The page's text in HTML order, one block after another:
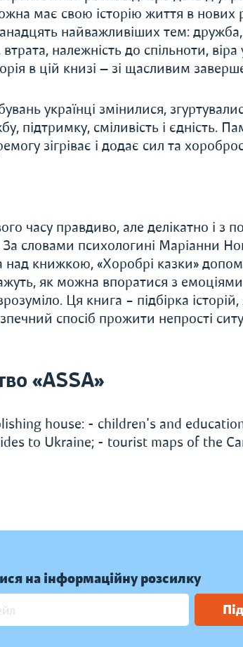
має свою історію життя в нових
найважливіших тем:
належність до спільноти,
в цій книзі — зі щасливим
українці змінилися,
підтримку, сміливість і єдність.
зігріває і додає сил та
часу правдиво, але делікатно і з
За словами психологині Маріанни
книжкою, «Хоробрі казки»
як можна впоратися з
Ця книга – підбірка
спосіб прожити непрості
«ASSA»
house: - children's and
to Ukraine; - tourist maps of the
на інформаційну розсилку